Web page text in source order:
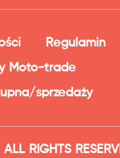
Regulamin
Moto-trade
sprzedaży
RIGHTS